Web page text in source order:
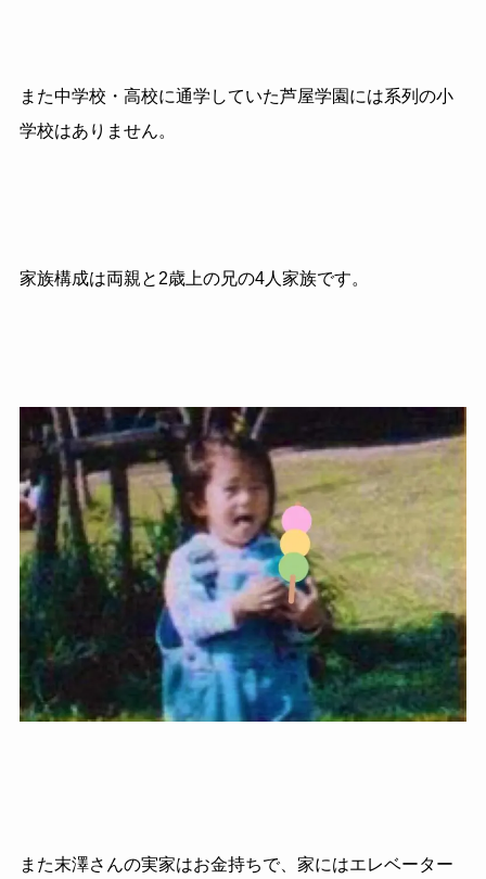
また中学校・高校に通学していた芦屋学園には系列の小
学校はありません。
家族構成は両親と 2歳上の兄の4人家族です。
また末澤さんの実家はお金持ちで、家にはエレベーター